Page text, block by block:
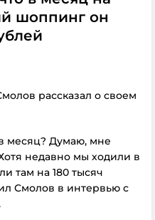
шоппинг он
рассказал о своем
месяц? Думаю, мне
недавно мы ходили в
там на 180 тысяч
Смолов в интервью с